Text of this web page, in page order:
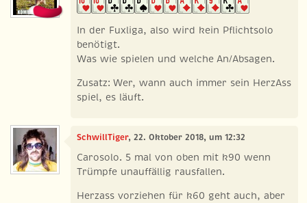
In der Fuxliga, also wird kein Pflichtsolo
benötigt.
Was wie spielen und welche An/Absagen.
Zusatz: Wer, wann auch immer sein HerzAss
spiel, es läuft.
SchwillTiger, 22. Oktober 2018, um 12:32
Carosolo. 5 mal von oben mit k90 wenn
Trümpfe unauffällig rausfallen.
Herzass vorziehen für k60 geht auch, aber